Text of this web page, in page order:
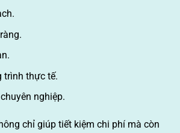
trình thực tế.
nghiệp.
chỉ giúp tiết kiệm chi phí mà còn